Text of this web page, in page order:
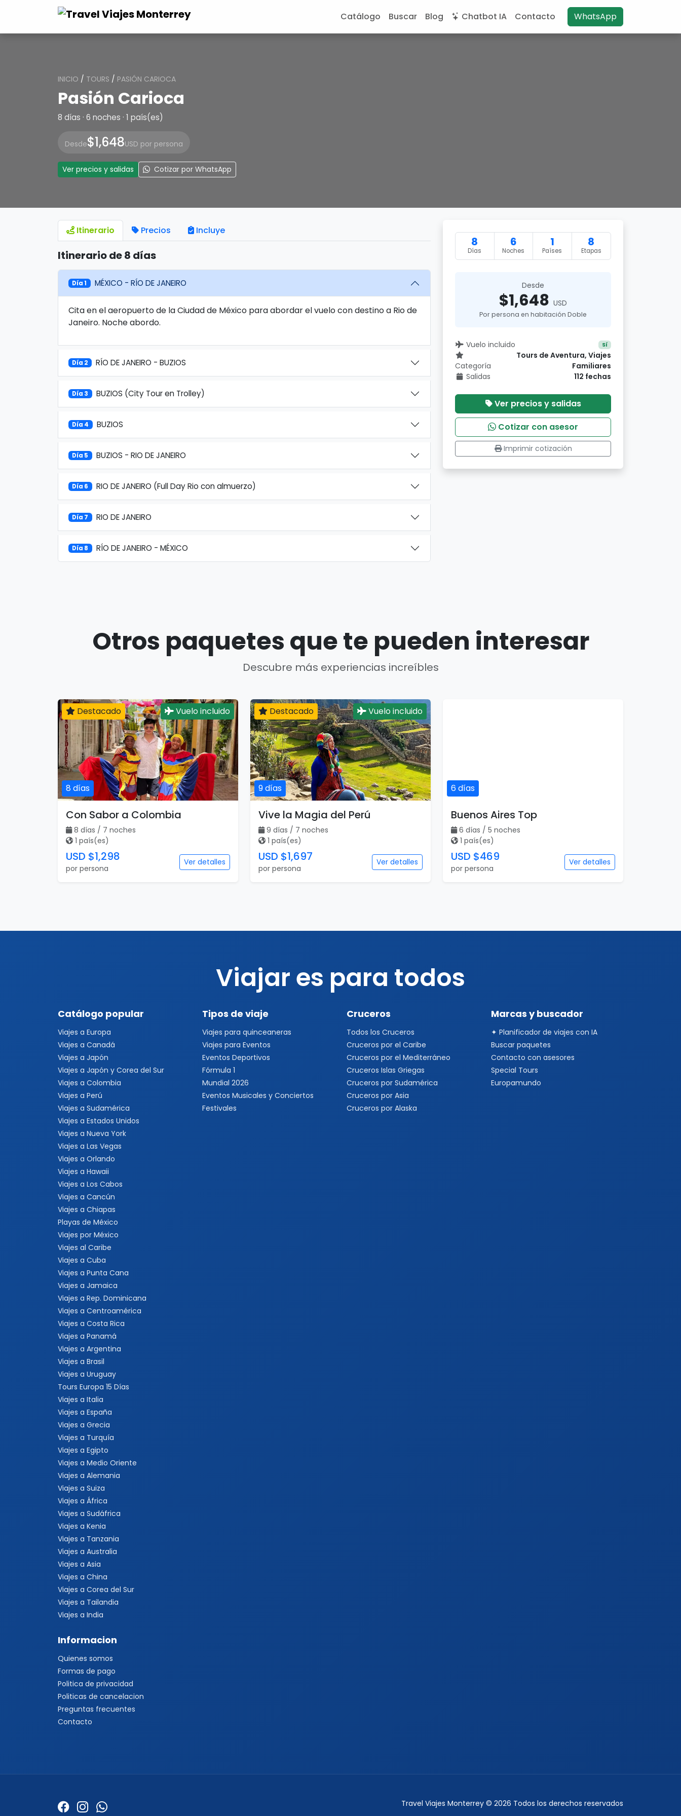
Catálogo Buscar Blog Chatbot IA Contacto WhatsApp
INICIO / TOURS / PASIÓN CARIOCA
Pasión Carioca
8 días · 6 noches · 1 país(es)
Desde$1,648USD por persona
Ver precios y salidas Cotizar por WhatsApp
Itinerario Precios Incluye
Itinerario de 8 días
Día 1 MÉXICO - RÍO DE JANEIRO
Cita en el aeropuerto de la Ciudad de México para abordar el vuelo con destino a Rio de
Janeiro. Noche abordo.
Día 2 RÍO DE JANEIRO - BUZIOS
Día 3 BUZIOS (City Tour en Trolley)
Día 4 BUZIOS
Día 5 BUZIOS - RIO DE JANEIRO
Día 6 RIO DE JANEIRO (Full Day Rio con almuerzo)
Día 7 RIO DE JANEIRO
Día 8 RÍO DE JANEIRO - MÉXICO
8
Días
6
Noches
1
Países
8
Etapas
Desde
$1,648 USD
Por persona en habitación Doble
Vuelo incluido Sí
Categoría
Tours de Aventura, Viajes
Familiares
Salidas
112 fechas
Ver precios y salidas
Cotizar con asesor
Imprimir cotización
Otros paquetes que te pueden interesar
Descubre más experiencias increíbles
8 días
Destacado Vuelo incluido
Con Sabor a Colombia
8 días / 7 noches
1 país(es)
USD $1,298
por persona
Ver detalles
9 días
Destacado Vuelo incluido
Vive la Magia del Perú
9 días / 7 noches
1 país(es)
USD $1,697
por persona
Ver detalles
6 días
Buenos Aires Top
6 días / 5 noches
1 país(es)
USD $469
por persona
Ver detalles
Viajar es para todos
Catálogo popular
Viajes a Europa
Viajes a Canadá
Viajes a Japón
Viajes a Japón y Corea del Sur
Viajes a Colombia
Viajes a Perú
Viajes a Sudamérica
Viajes a Estados Unidos
Viajes a Nueva York
Viajes a Las Vegas
Viajes a Orlando
Viajes a Hawaii
Viajes a Los Cabos
Viajes a Cancún
Viajes a Chiapas
Playas de México
Viajes por México
Viajes al Caribe
Viajes a Cuba
Viajes a Punta Cana
Viajes a Jamaica
Viajes a Rep. Dominicana
Viajes a Centroamérica
Viajes a Costa Rica
Viajes a Panamá
Viajes a Argentina
Viajes a Brasil
Viajes a Uruguay
Tours Europa 15 Días
Viajes a Italia
Viajes a España
Viajes a Grecia
Viajes a Turquía
Viajes a Egipto
Viajes a Medio Oriente
Viajes a Alemania
Viajes a Suiza
Viajes a África
Viajes a Sudáfrica
Viajes a Kenia
Viajes a Tanzania
Viajes a Australia
Viajes a Asia
Viajes a China
Viajes a Corea del Sur
Viajes a Tailandia
Viajes a India
Tipos de viaje
Viajes para quinceaneras
Viajes para Eventos
Eventos Deportivos
Fórmula 1
Mundial 2026
Eventos Musicales y Conciertos
Festivales
Cruceros
Todos los Cruceros
Cruceros por el Caribe
Cruceros por el Mediterráneo
Cruceros Islas Griegas
Cruceros por Sudamérica
Cruceros por Asia
Cruceros por Alaska
Marcas y buscador
✦ Planificador de viajes con IA
Buscar paquetes
Contacto con asesores
Special Tours
Europamundo
Informacion
Quienes somos
Formas de pago
Politica de privacidad
Politicas de cancelacion
Preguntas frecuentes
Contacto
Travel Viajes Monterrey © 2026 Todos los derechos reservados